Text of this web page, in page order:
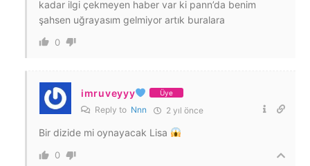
kadar ilgi çekmeyen haber var ki pann’da benim
şahsen uğrayasım gelmiyor artık buralara
0
imruveyyy Üye
Reply to Nnn 2 yıl önce
Bir dizide mi oynayacak Lisa
0